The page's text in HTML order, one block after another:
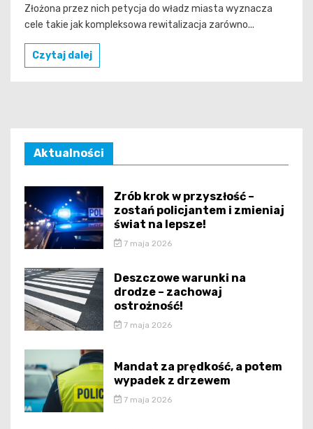
Złożona przez nich petycja do władz miasta wyznacza
cele takie jak kompleksowa rewitalizacja zarówno...
Czytaj dalej
Aktualności
Zrób krok w przyszłość –
zostań policjantem i zmieniaj
świat na lepsze!
7 maja 2026
Deszczowe warunki na
drodze – zachowaj
ostrożność!
7 maja 2026
Mandat za prędkość, a potem
wypadek z drzewem
7 maja 2026